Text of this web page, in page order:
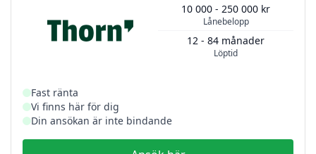
Lånebelopp
10 000 - 250 000 kr
Löptid
12 - 84 månader
Fast ränta
Vi finns här för dig
Din ansökan är inte bindande